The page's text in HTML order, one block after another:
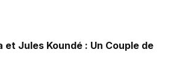
et Jules Koundé : Un Couple de